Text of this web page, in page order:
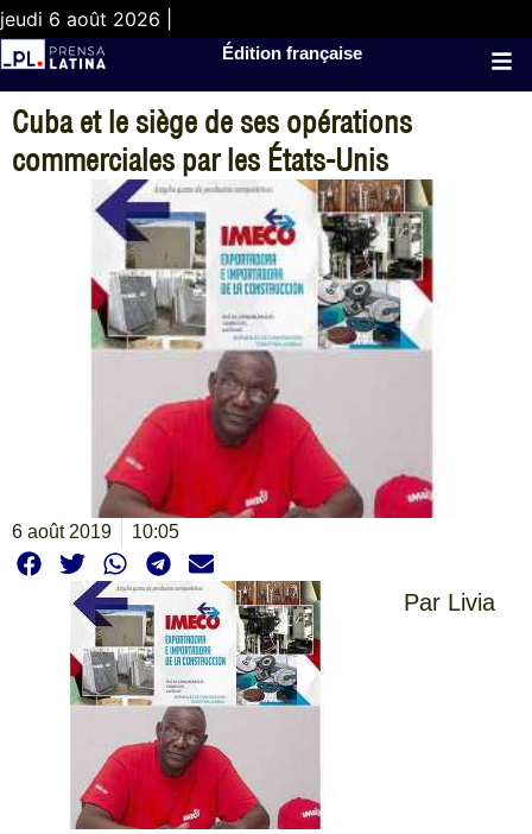
jeudi 6 août 2026 |
Édition française
Cuba et le siège de ses opérations
commerciales par les États-Unis
6 août 2019 10:05
Par Livia